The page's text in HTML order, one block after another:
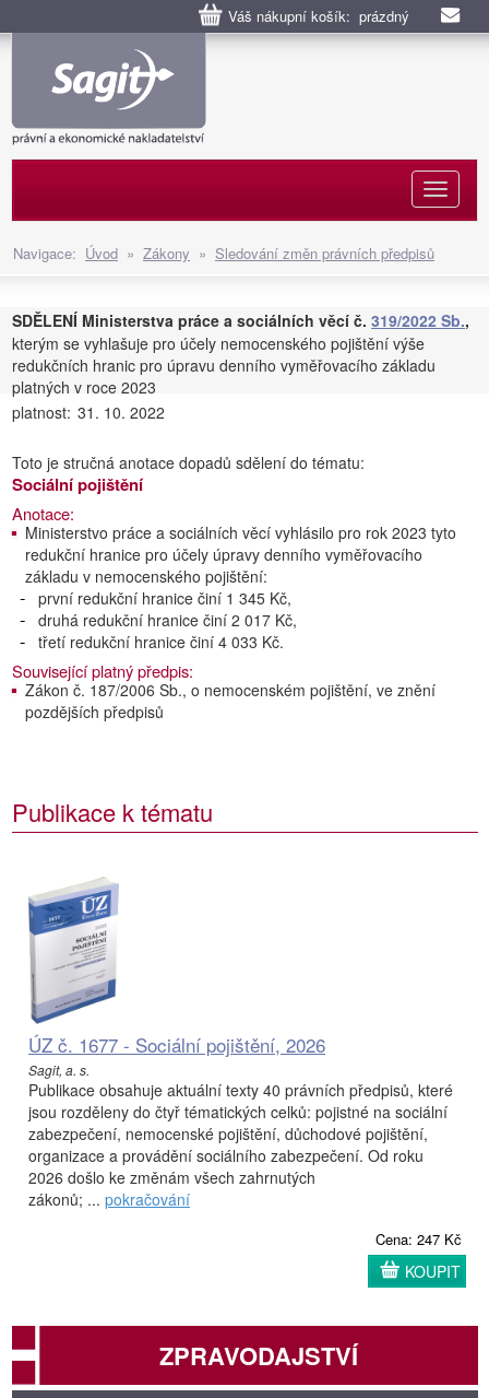
Váš nákupní košík: prázdný
Navigace: Úvod » Zákony » Sledování změn právních předpisů
SDĚLENÍ Ministerstva práce a sociálních věcí č. 319/2022 Sb.,
kterým se vyhlašuje pro účely nemocenského pojištění výše
redukčních hranic pro úpravu denního vyměřovacího základu
platných v roce 2023
platnost: 31. 10. 2022
Toto je stručná anotace dopadů sdělení do tématu:
Sociální pojištění
Anotace:
Ministerstvo práce a sociálních věcí vyhlásilo pro rok 2023 tyto
redukční hranice pro účely úpravy denního vyměřovacího
základu v nemocenského pojištění:
první redukční hranice činí 1 345 Kč,
druhá redukční hranice činí 2 017 Kč,
třetí redukční hranice činí 4 033 Kč.
Související platný předpis:
Zákon č. 187/2006 Sb., o nemocenském pojištění, ve znění
pozdějších předpisů
Publikace k tématu
ÚZ č. 1677 - Sociální pojištění, 2026
Sagit, a. s.
Publikace obsahuje aktuální texty 40 právních předpisů, které
jsou rozděleny do čtyř tématických celků: pojistné na sociální
zabezpečení, nemocenské pojištění, důchodové pojištění,
organizace a provádění sociálního zabezpečení. Od roku
2026 došlo ke změnám všech zahrnutých
zákonů; ... pokračování
Cena: 247 Kč
KOUPIT
ZPRAVODAJSTVÍ